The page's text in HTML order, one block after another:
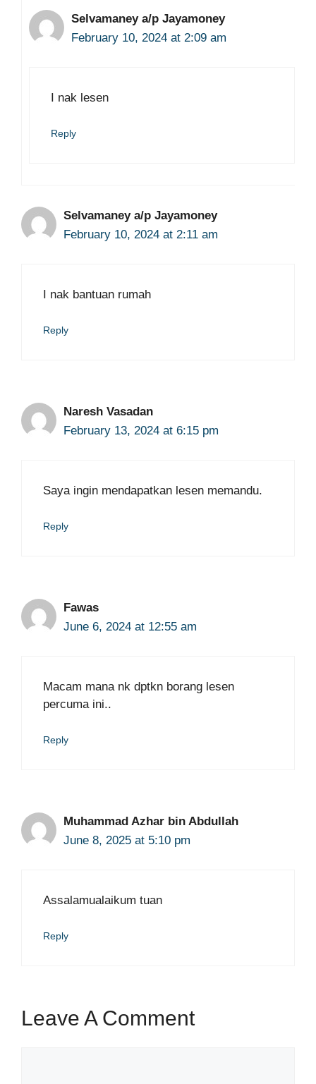
Selvamaney a/p Jayamoney
February 10, 2024 at 2:09 am
I nak lesen
Reply
Selvamaney a/p Jayamoney
February 10, 2024 at 2:11 am
I nak bantuan rumah
Reply
Naresh Vasadan
February 13, 2024 at 6:15 pm
Saya ingin mendapatkan lesen memandu.
Reply
Fawas
June 6, 2024 at 12:55 am
Macam mana nk dptkn borang lesen
percuma ini..
Reply
Muhammad Azhar bin Abdullah
June 8, 2025 at 5:10 pm
Assalamualaikum tuan
Reply
Leave A Comment